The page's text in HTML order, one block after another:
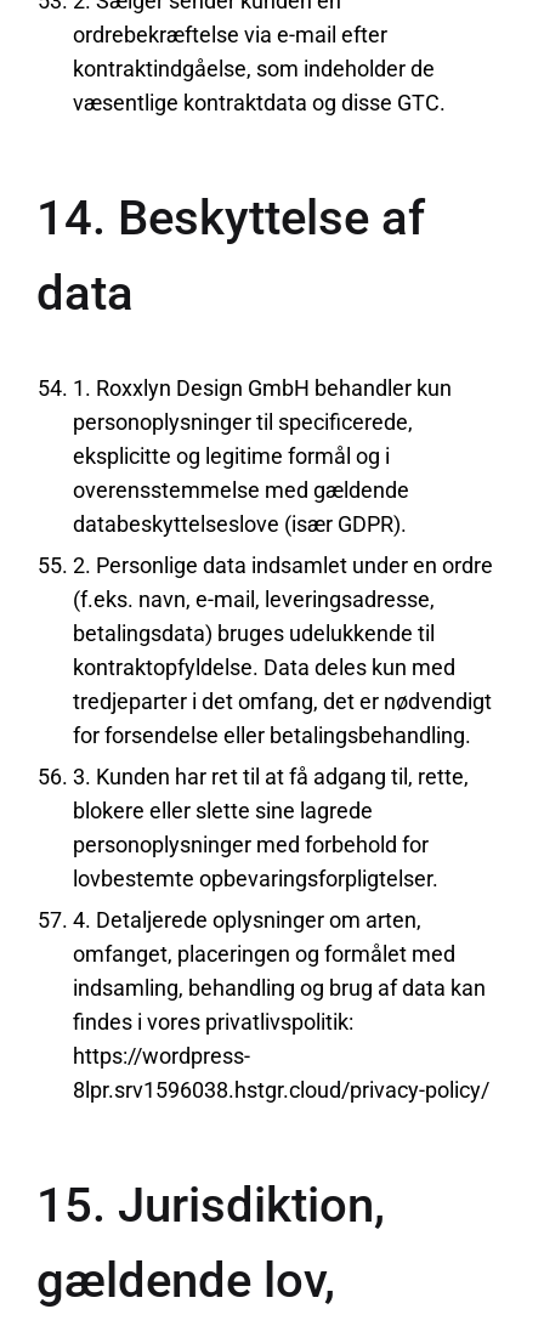
ordrebekræftelse via e-mail efter
kontraktindgåelse, som indeholder de
væsentlige kontraktdata og disse GTC.
14. Beskyttelse af
data
1. Roxxlyn Design GmbH behandler kun
personoplysninger til specificerede,
eksplicitte og legitime formål og i
overensstemmelse med gældende
databeskyttelseslove (især GDPR).
2. Personlige data indsamlet under en ordre
(f.eks. navn, e-mail, leveringsadresse,
betalingsdata) bruges udelukkende til
kontraktopfyldelse. Data deles kun med
tredjeparter i det omfang, det er nødvendigt
for forsendelse eller betalingsbehandling.
3. Kunden har ret til at få adgang til, rette,
blokere eller slette sine lagrede
personoplysninger med forbehold for
lovbestemte opbevaringsforpligtelser.
4. Detaljerede oplysninger om arten,
omfanget, placeringen og formålet med
indsamling, behandling og brug af data kan
findes i vores privatlivspolitik:
https://wordpress-
8lpr.srv1596038.hstgr.cloud/privacy-policy/
15. Jurisdiktion,
gældende lov,